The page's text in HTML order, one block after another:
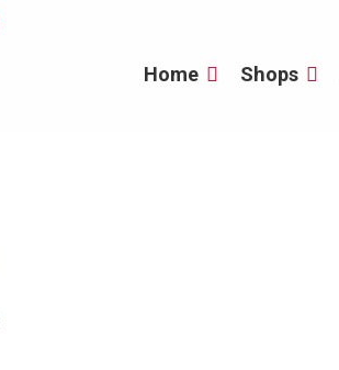
Home Shops